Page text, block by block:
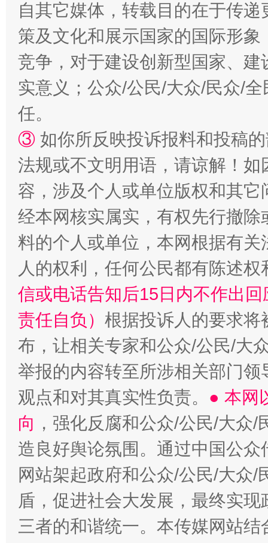
扯下公款旅游的“隐身衣” 如何以
自其它媒体，转载目的在于传
策及文化和展示国家的国际形
竞争，对于建设创新型国家、
实意义；公众/公民/大众/民众/
任。
③ 如你所反映投诉报料和投稿
法规或不文明用语，请谅解！
容，涉及个人或单位版权和其它
经本网核实属实，有权先行撤
料的个人或单位，本网根据有
人的权利，任何公民都有陈述
信或电话告知后15日内不作出
责任自负） 根据投诉人的要求将
布，让相关专家和公众/公民/大
举报的内容转至所涉相关部门
观点和对其真实性负责。 ● 本网
向 ，强化反腐和公众/公民/大众
造良好舆论氛围。通过中国公
网站架起政府和公众/公民/大众
盾，促进社会大发展，最终实
三者的和谐统一。本传媒网站